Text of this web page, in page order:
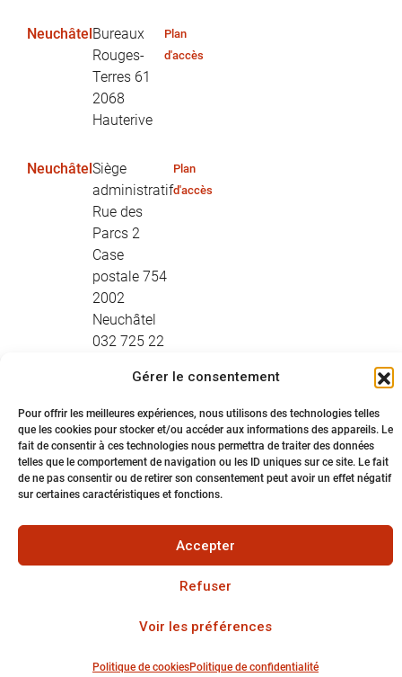
Gérer le consentement
Pour offrir les meilleures expériences, nous utilisons des technologies telles
que les cookies pour stocker et/ou accéder aux informations des appareils. Le
fait de consentir à ces technologies nous permettra de traiter des données
telles que le comportement de navigation ou les ID uniques sur ce site. Le fait
de ne pas consentir ou de retirer son consentement peut avoir un effet négatif
sur certaines caractéristiques et fonctions.
Accepter
Refuser
Voir les préférences
Politique de cookiesPolitique de confidentialité
Neuchâtel Bureaux
Rouges-
Terres 61
2068
Hauterive
Plan
d'accès
Neuchâtel Siège
administratif
Rue des
Parcs 2
Case
postale 754
2002
Neuchâtel
032 725 22
Plan
d'accès
FribourgBoulevard de
Pérolles 19
1700
Fribourg
026 424 81
Plan
d'accès